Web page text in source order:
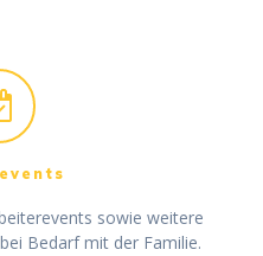
sowie weitere
Bedarf mit der Familie.